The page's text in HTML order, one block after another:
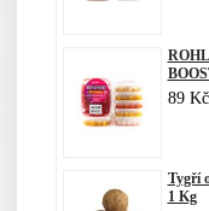
89 Kč
Tygří
1 Kg